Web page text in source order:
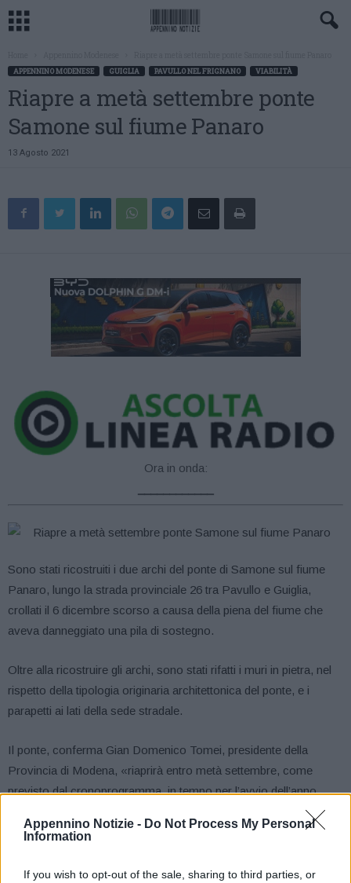
Appennino Notizie - Do Not Process My Personal
Information
If you wish to opt-out of the sale, sharing to third parties, or
APPENNINO MODENESE GUIGLIA PAVULLO NEL FRIGNANO VIABILITÀ
Riapre a metà settembre ponte
Samone sul fiume Panaro
13 Agosto 2021
Ora in onda:
Sono stati ricostruiti i due archi del ponte di Samone sul fiume
Panaro, lungo la strada provinciale 26 tra Pavullo e Guiglia,
crollati il 6 dicembre scorso a causa della piena del fiume che
aveva danneggiato una pila di sostegno.
Oltre alla ricostruire gli archi, sono stati rifatti i muri in pietra, nel
rispetto della tipologia originaria architettonica del ponte, e i
parapetti ai lati della sede stradale.
Il ponte, conferma Gian Domenico Tomei, presidente della
Provincia di Modena, «riaprirà entro metà settembre, come
previsto dal cronoprogramma, in tempo per l’avvio dell’anno
collegamenti tra il territorio di Guiglia e Zocca con la Fondovalle
i numerosi residenti».